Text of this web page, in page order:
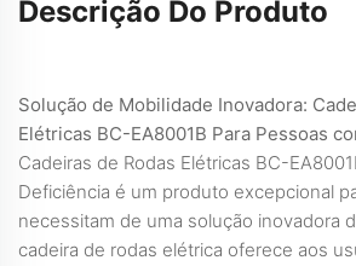
Descrição Do Produto
Solução de Mobilidade Inovadora:
Elétricas BC-EA8001B Para Pessoas
Cadeiras de Rodas Elétricas BC-
Deficiência é um produto excepcional
necessitam de uma solução inovadora
cadeira de rodas elétrica oferece aos